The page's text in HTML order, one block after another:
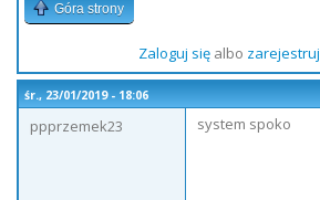
Góra strony
Zaloguj sięalbo zarejestruj
śr., 23/01/2019 - 18:06
ppprzemek23
system spoko